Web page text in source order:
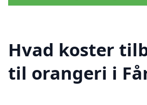
Hvad koster
til orangeri i